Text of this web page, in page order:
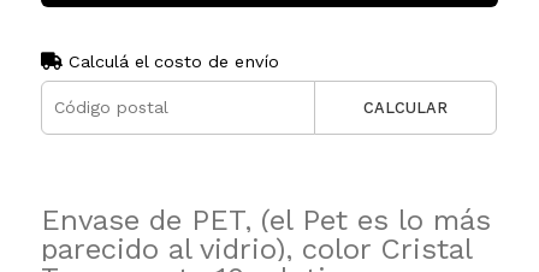
Calculá el costo de envío
CALCULAR
Envase de PET, (el Pet es lo más
parecido al vidrio), color Cristal